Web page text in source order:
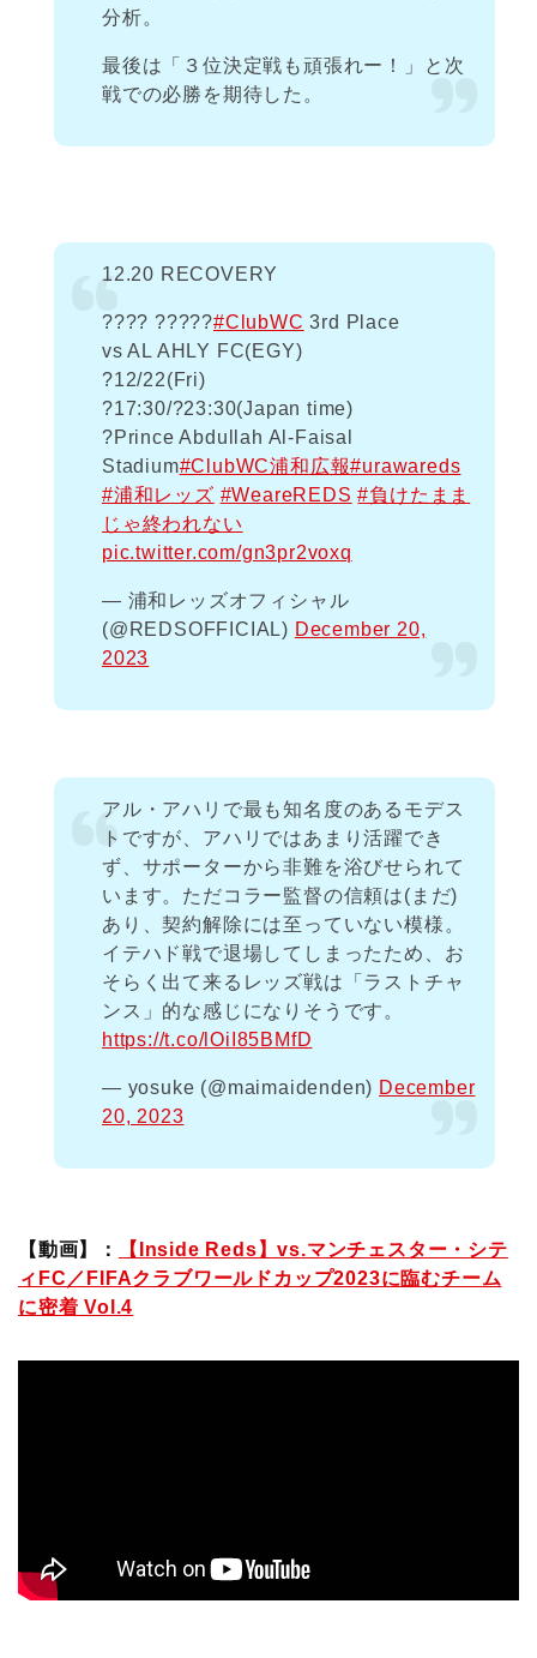
分析。
最後は「３位決定戦も頑張れー！」と次
戦での必勝を期待した。
12.20 RECOVERY
???? ?????#ClubWC 3rd Place
vs AL AHLY FC(EGY)
?️12/22(Fri)
?17:30/?23:30(Japan time)
?Prince Abdullah Al-Faisal
Stadium#ClubWC浦和広報#urawareds
#浦和レッズ #WeareREDS #負けたまま
じゃ終われない
pic.twitter.com/gn3pr2voxq
— 浦和レッズオフィシャル
(@REDSOFFICIAL) December 20,
2023
アル・アハリで最も知名度のあるモデス
トですが、アハリではあまり活躍でき
ず、サポーターから非難を浴びせられて
います。ただコラー監督の信頼は(まだ)
あり、契約解除には至っていない模様。
イテハド戦で退場してしまったため、お
そらく出て来るレッズ戦は「ラストチャ
ンス」的な感じになりそうです。
https://t.co/lOiI85BMfD
— yosuke (@maimaidenden) December
20, 2023
【動画】：
【Inside Reds】vs.マンチェスター・シテ
ィFC／FIFAクラブワールドカップ2023に臨むチーム
に密着 Vol.4